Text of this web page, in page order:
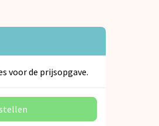
voor de prijsopgave.